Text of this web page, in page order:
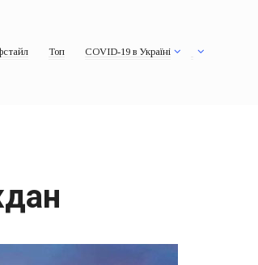
Топ COVID-19 в Україні